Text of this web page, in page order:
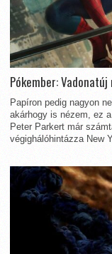
Pókember: Vadonatúj
Papíron pedig nagyon
akárhogy is nézem, ez
Peter Parkert már
végighálóhintázza New